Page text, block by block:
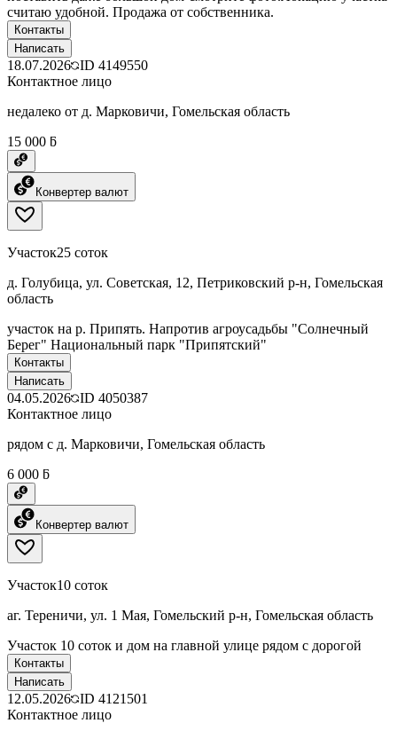
считаю удобной. Продажа от собственника.
Контакты
Написать
18.07.2026 ID 4149550
Контактное лицо
недалеко от д. Марковичи, Гомельская область
15 000 ƃ
Конвертер валют
Участок25 соток
д. Голубица, ул. Советская, 12, Петриковский р-н, Гомельская
область
участок на р. Припять. Напротив агроусадьбы "Солнечный
Берег" Национальный парк "Припятский"
Контакты
Написать
04.05.2026 ID 4050387
Контактное лицо
рядом с д. Марковичи, Гомельская область
6 000 ƃ
Конвертер валют
Участок10 соток
аг. Тереничи, ул. 1 Мая, Гомельский р-н, Гомельская область
Участок 10 соток и дом на главной улице рядом с дорогой
Контакты
Написать
12.05.2026 ID 4121501
Контактное лицо